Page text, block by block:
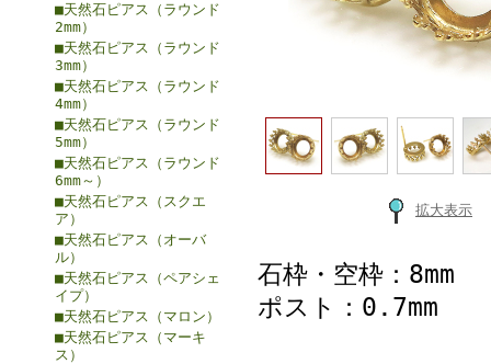
■天然石ピアス（ラウンド
2mm）
■天然石ピアス（ラウンド
3mm）
■天然石ピアス（ラウンド
4mm）
■天然石ピアス（ラウンド
5mm）
■天然石ピアス（ラウンド
6mm～）
■天然石ピアス（スクエ
ア）
■天然石ピアス（オーバ
ル）
■天然石ピアス（ペアシェ
イプ）
■天然石ピアス（マロン）
■天然石ピアス（マーキ
ス）
拡大表示
石枠・空枠：8mm
ポスト：0.7mm